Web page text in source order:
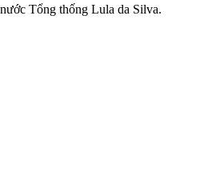
Tổng thống Lula da Silva.